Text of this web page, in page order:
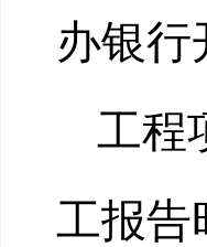
办银行
工程
工报告